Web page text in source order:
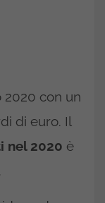
2020 con un
di euro. Il
nel 2020 è